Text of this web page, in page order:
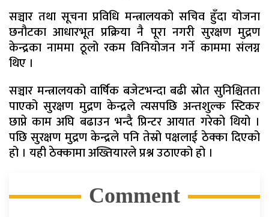
सञ्चार तथा सूचना प्रविधि मन्त्रालयको सचिव हुँदा योजना
छनौटका आधारभूत प्रक्रिया नै पूरा नगरी सुरक्षण मुद्रण
केन्द्रका नाममा ठूलो रकम विनियोजन गर्ने काममा संलग्न
थिए ।
सञ्चार मन्त्रालयको वार्षिक बजेटभन्दा बढी स्रोत सुनिश्चितता
पाएको सुरक्षण मुद्रण केन्द्रले त्यसपछि अन्तशुल्क स्टिकर
छाप्ने काम अघि बढाउन भन्दै प्रिन्टर आयात गरेको थियो ।
पछि सुरक्षण मुद्रण केन्द्रले पनि तेस्रो पक्षलाई ठेक्का दिएको
हो । यही ठेक्कामा अख्तियारले प्रश्न उठाएको हो ।
Comment